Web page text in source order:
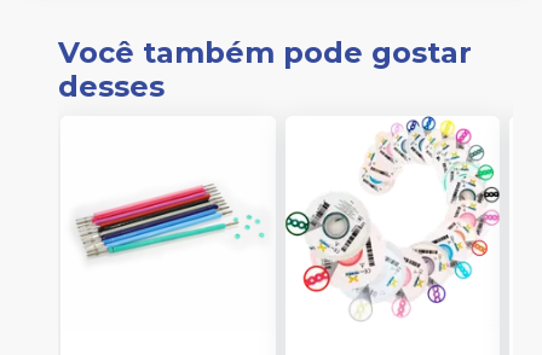
Você também pode gostar
desses